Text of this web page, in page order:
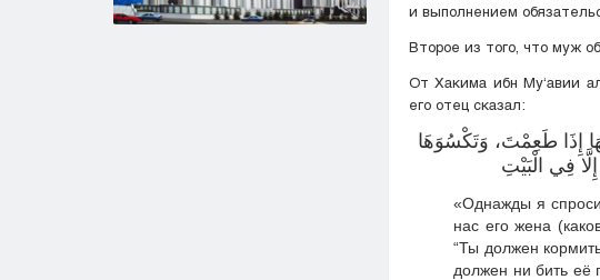
и выполнением
Второе из того, что муж
От Хакима ибн Му‘авии
его отец сказал:
إِذَا طَعِمْتَ، وَتَكْسُوَهَا
فِي الْبَيْتِ
«Однажды я
нас его жена
“Ты должен
должен ни бить её